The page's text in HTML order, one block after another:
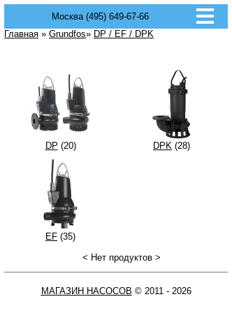
Москва (495) 649-67-66
Главная » Grundfos» DP / EF / DPK
DP (20) DPK (28)
EF (35)
< Нет продуктов >
МАГАЗИН НАСОСОВ © 2011 - 2026